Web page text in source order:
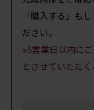
「購入する」も
ださい。
※5営業日以内に
とさせていただく